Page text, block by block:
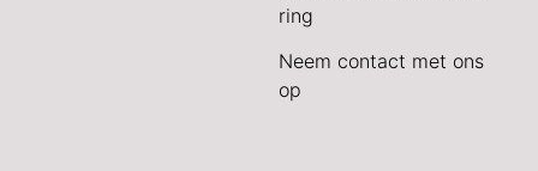
ring
Neem contact met ons
op